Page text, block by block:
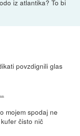
iz atlantika? To bi
povzdignili glas
mojem spodaj ne
čisto nič